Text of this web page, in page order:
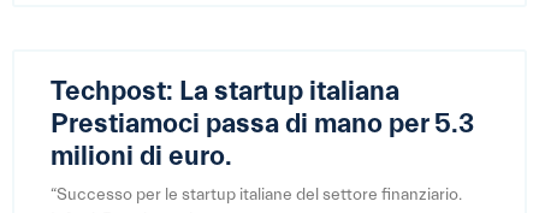
Techpost: La startup italiana
Prestiamoci passa di mano per 5.3
milioni di euro.
“Successo per le startup italiane del settore finanziario.